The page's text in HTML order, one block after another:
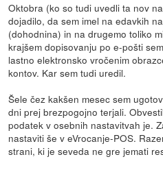
Oktobra (ko so tudi uvedli ta nov
dojadilo, da sem imel na edavkih
(dohodnina) in na drugemo toliko
krajšem dopisovanju po e-pošti
lastno elektronsko vročenim
kontov. Kar sem tudi uredil.
Šele čez kakšen mesec sem
dni prej brezpogojno terjali.
podatek v osebnih nastavitvah je.
nastaviti še v eVrocanje-POS.
strani, ki je seveda ne gre jemati